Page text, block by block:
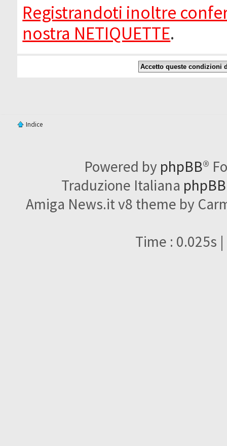
Registrandoti inoltre
nostra NETIQUETTE.
Indice
Powered by phpBB®
Traduzione Italiana
Amiga News.it v8 theme by
Time : 0.025s